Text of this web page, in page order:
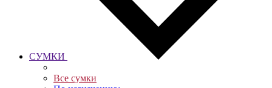
СУМКИ
Все сумки